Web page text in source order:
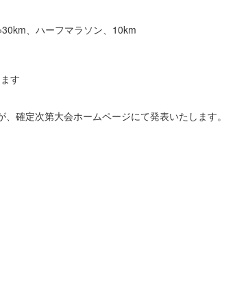
、ハーフマラソン、10km
す
確定次第大会ホームページにて発表いたします。